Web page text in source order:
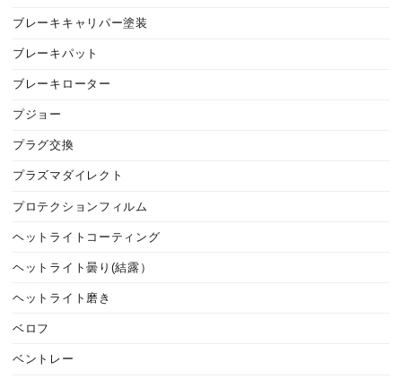
ブレーキキャリパー塗装
ブレーキパット
ブレーキローター
プジョー
プラグ交換
プラズマダイレクト
プロテクションフィルム
ヘットライトコーティング
ヘットライト曇り(結露）
ヘットライト磨き
ベロフ
ベントレー